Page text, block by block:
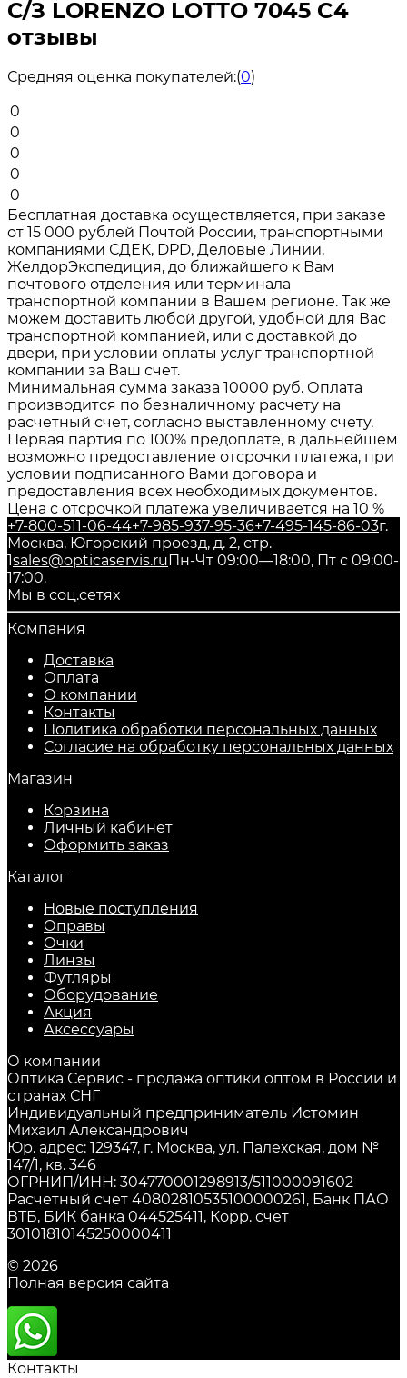
С/З LORENZO LOTTO 7045 C4
отзывы
Средняя оценка покупателей:(0)
0
0
0
0
0
Бесплатная доставка осуществляется, при заказе
от 15 000 рублей Почтой России, транспортными
компаниями СДЕК, DPD, Деловые Линии,
ЖелдорЭкспедиция, до ближайшего к Вам
почтового отделения или терминала
транспортной компании в Вашем регионе. Так же
можем доставить любой другой, удобной для Вас
транспортной компанией, или с доставкой до
двери, при условии оплаты услуг транспортной
компании за Ваш счет.
Минимальная сумма заказа 10000 руб. Оплата
производится по безналичному расчету на
расчетный счет, согласно выставленному счету.
Первая партия по 100% предоплате, в дальнейшем
возможно предоставление отсрочки платежа, при
условии подписанного Вами договора и
предоставления всех необходимых документов.
Цена с отсрочкой платежа увеличивается на 10 %
+7-800-511-06-44+7-985-937-95-36+7-495-145-86-03г.
Москва, Югорский проезд, д. 2, стр.
1sales@opticaservis.ruПн-Чт 09:00—18:00, Пт с 09:00-
17:00.
Мы в соц.сетях
Компания
Доставка
Оплата
О компании
Контакты
Политика обработки персональных данных
Согласие на обработку персональных данных
Магазин
Корзина
Личный кабинет
Оформить заказ
Каталог
Новые поступления
Оправы
Очки
Линзы
Футляры
Оборудование
Акция
Аксессуары
О компании
Оптика Сервис - продажа оптики оптом в России и
странах СНГ
Индивидуальный предприниматель Истомин
Михаил Александрович
Юр. адрес: 129347, г. Москва, ул. Палехская, дом №
147/1, кв. 346
ОГРНИП/ИНН: 304770001298913/511000091602
Расчетный счет 40802810535100000261, Банк ПАО
ВТБ, БИК банка 044525411, Корр. счет
30101810145250000411
© 2026
Полная версия сайта
Контакты